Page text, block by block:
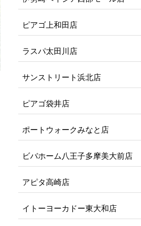
ピアゴ上和田店
ラスパ太田川店
サンストリート浜北店
ピアゴ袋井店
ポートウォークみなと店
ビバホーム八王子多摩美大前店
アピタ高崎店
イトーヨーカドー東大和店